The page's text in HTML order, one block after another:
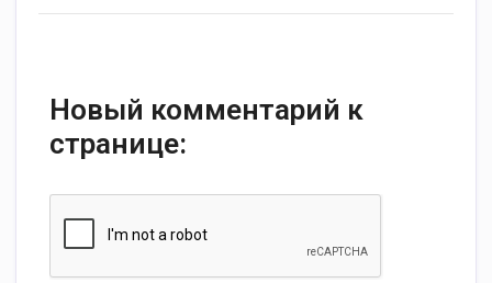
Новый комментарий к
странице: